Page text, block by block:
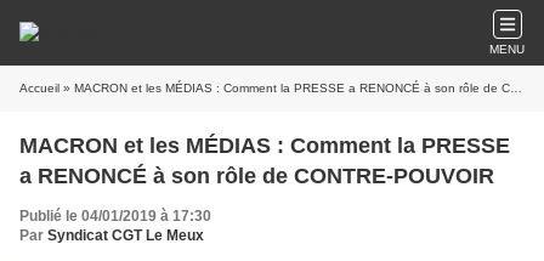
MENU
Accueil » MACRON et les MÉDIAS : Comment la PRESSE a RENONCÉ à son rôle de CONTRE-POUVOIR
MACRON et les MÉDIAS : Comment la PRESSE
a RENONCÉ à son rôle de CONTRE-POUVOIR
Publié le 04/01/2019 à 17:30
Par Syndicat CGT Le Meux